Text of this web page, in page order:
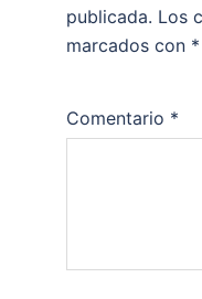
publicada. Los
marcados con *
Comentario *